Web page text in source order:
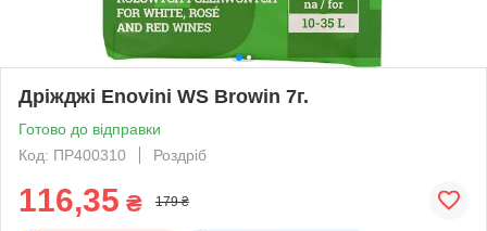
Дріжджі Enovini WS Browin 7г.
Готово до відправки
Код: ПР400310
Роздріб
116,35 ₴ 179 ₴